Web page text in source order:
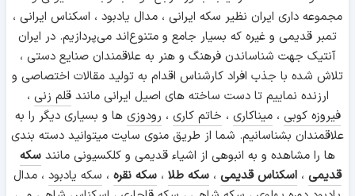
مجموعه داری ایران نظیر سکه ایرانی ، مدال یادبود ، اسکناس ایرانی ،
تمبر قدیمی و غیره که بسیار جامع و متنوع‌اند می‌پردازیم. در ایران
آنتیک جهت شناساندن فرهنگ و هنر به علاقمندان صنایع دستی ،
تلاش شده با جذب افراد کارشناس اقدام به تولید مقالات اختصاصی و
ارزنده نماییم تا دست ساخته های اصیل ایرانی مانندقلم زنی ،
فیروزه کوبی ،میناکاری ، خاتم کاری ، رودوزی ها و بسیاری دیگر را به
علاقمندان بشناسانیم. شما از طریق منوی سایت میتوانید دسته بندی
ها را مشاهده و به انبوهی از اشیاء قدیمی و کلکسیونی مانند سکه
قدیمی ، اسکناس قدیمی ، سکه طلا ، سکه نقره ، سکه یادبود ، مدال